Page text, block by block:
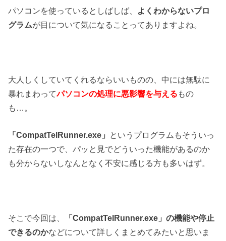
パソコンを使っているとしばしば、 よくわからないプロ
グラムが目について気になることってありますよね。
大人しくしていてくれるならいいものの、中には無駄に
暴れまわってパソコンの処理に悪影響を与える もの
も…。
「CompatTelRunner.exe」 というプログラムもそういっ
た存在の一つで、パッと見でどういった機能があるのか
も分からないしなんとなく不安に感じる方も多いはず。
そこで今回は、
「CompatTelRunner.exe」の機能や停止
できるのかなどについて詳しくまとめてみたいと思いま